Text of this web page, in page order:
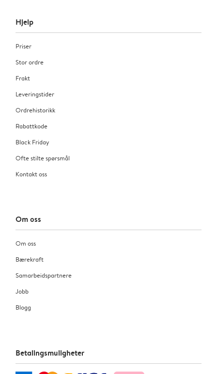
Hjelp
Priser
Stor ordre
Frakt
Leveringstider
Ordrehistorikk
Rabattkode
Black Friday
Ofte stilte spørsmål
Kontakt oss
Om oss
Om oss
Bærekraft
Samarbeidspartnere
Jobb
Blogg
Betalingsmuligheter